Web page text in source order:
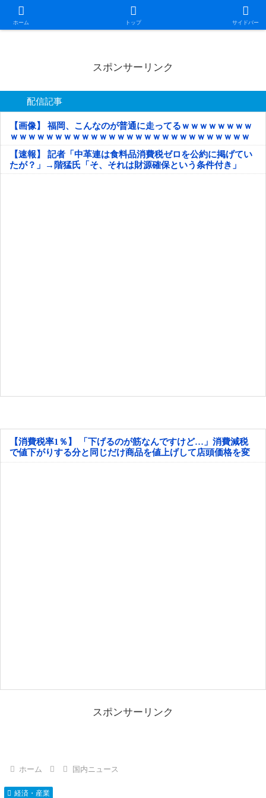
ホーム トップ サイドバー
日本第一！ニュース録
スポンサーリンク
配信記事
【画像】 福岡、こんなのが普通に走ってるｗｗｗｗｗｗｗｗ
ｗｗｗｗｗｗｗｗｗｗｗｗｗｗｗｗｗｗｗｗｗｗｗｗｗｗｗ
ｗｗｗｗｗ
【速報】 記者「中革連は食料品消費税ゼロを公約に掲げてい
たが？」→階猛氏「そ、それは財源確保という条件付き」
【消費税率1％】 「下げるのが筋なんですけど…」消費減税
で値下がりする分と同じだけ商品を値上げして店頭価格を変
えない店も
スポンサーリンク
ホーム 国内ニュース
経済・産業